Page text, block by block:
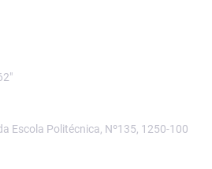
Escola Politécnica, Nº135, 1250-100